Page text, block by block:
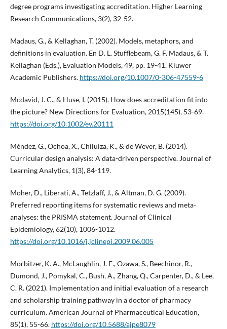
degree programs investigating accreditation. Higher Learning
Research Communications, 3(2), 32-52.
Madaus, G., & Kellaghan, T. (2002). Models, metaphors, and
definitions in evaluation. En D. L. Stufflebeam, G. F. Madaus, & T.
Kellaghan (Eds.), Evaluation Models, 49, pp. 19-41. Kluwer
Academic Publishers. https://doi.org/10.1007/0-306-47559-6
Mcdavid, J. C., & Huse, I. (2015). How does accreditation fit into
the picture? New Directions for Evaluation, 2015(145), 53-69.
https://doi.org/10.1002/ev.20111
Méndez, G., Ochoa, X., Chiluiza, K., & de Wever, B. (2014).
Curricular design analysis: A data-driven perspective. Journal of
Learning Analytics, 1(3), 84-119.
Moher, D., Liberati, A., Tetzlaff, J., & Altman, D. G. (2009).
Preferred reporting items for systematic reviews and meta-
analyses: the PRISMA statement. Journal of Clinical
Epidemiology, 62(10), 1006-1012.
https://doi.org/10.1016/j.jclinepi.2009.06.005
Morbitzer, K. A., McLaughlin, J. E., Ozawa, S., Beechinor, R.,
Dumond, J., Pomykal, C., Bush, A., Zhang, Q., Carpenter, D., & Lee,
C. R. (2021). Implementation and initial evaluation of a research
and scholarship training pathway in a doctor of pharmacy
curriculum. American Journal of Pharmaceutical Education,
85(1), 55-66. https://doi.org/10.5688/ajpe8079